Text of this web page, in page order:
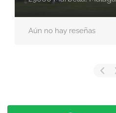
Aún no hay reseñas